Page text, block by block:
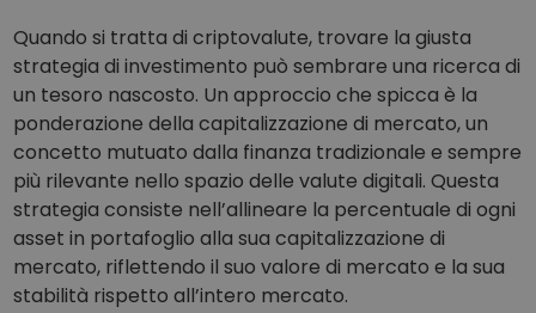
Acquisto ricorrente
Investimenti pianificati su base regolare (DCA)
Avvisi di prezzo
Aggiornamenti dei prezzi in tempo reale dei tuoi token preferiti
Scopri asset
Scopri opportunità di investimento
Analisi dei dati del portafoglio
Informazioni utili per performance ottimali
Quando si tratta di criptovalute, trovare la giusta
strategia di investimento può sembrare una ricerca di
un tesoro nascosto. Un approccio che spicca è la
ponderazione della capitalizzazione di mercato, un
concetto mutuato dalla finanza tradizionale e sempre
più rilevante nello spazio delle valute digitali. Questa
strategia consiste nell’allineare la percentuale di ogni
asset in portafoglio alla sua capitalizzazione di
mercato, riflettendo il suo valore di mercato e la sua
stabilità rispetto all’intero mercato.